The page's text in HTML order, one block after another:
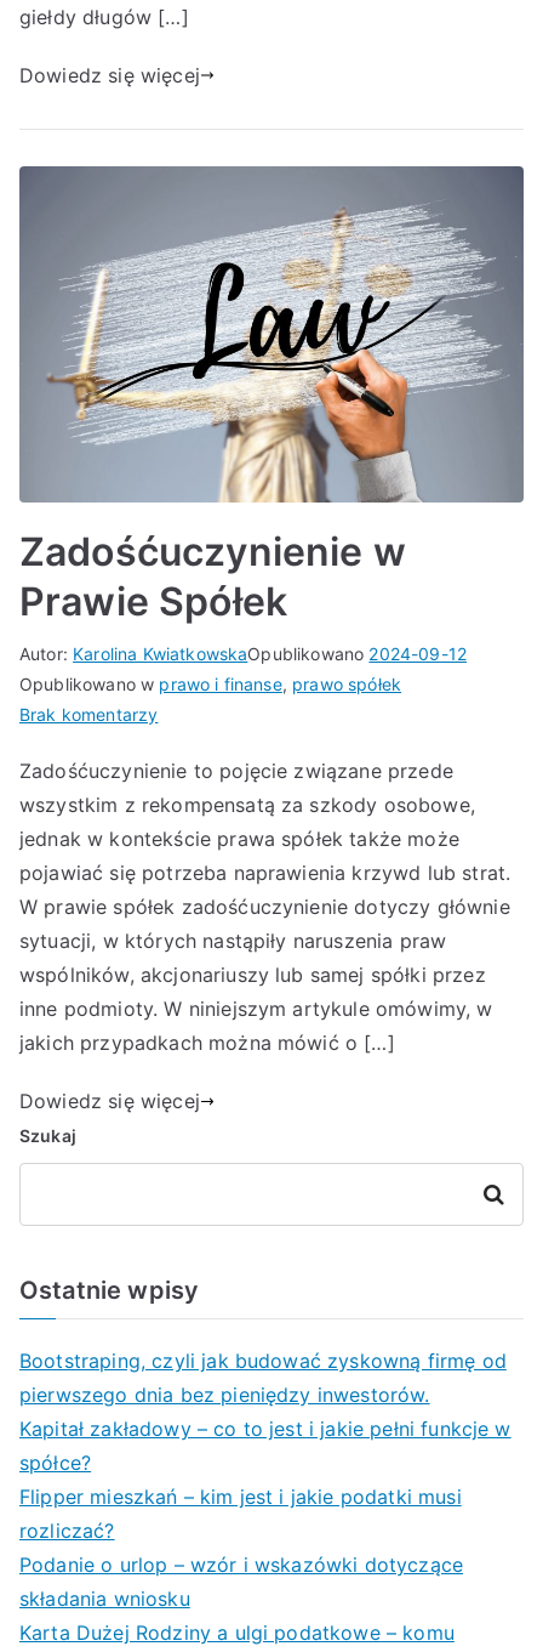
giełdy długów […]
Dowiedz się więcej
Zadośćuczynienie w
Prawie Spółek
Autor: Karolina KwiatkowskaOpublikowano 2024-09-12
Opublikowano w prawo i finanse, prawo spółek
Brak komentarzydo
w
Prawie
Spółek
Zadośćuczynienie to pojęcie związane przede
wszystkim z rekompensatą za szkody osobowe,
jednak w kontekście prawa spółek także może
pojawiać się potrzeba naprawienia krzywd lub strat.
W prawie spółek zadośćuczynienie dotyczy głównie
sytuacji, w których nastąpiły naruszenia praw
wspólników, akcjonariuszy lub samej spółki przez
inne podmioty. W niniejszym artykule omówimy, w
jakich przypadkach można mówić o […]
Dowiedz się więcej
Szukaj
Szukaj
Ostatnie wpisy
Bootstraping, czyli jak budować zyskowną firmę od
pierwszego dnia bez pieniędzy inwestorów.
Kapitał zakładowy – co to jest i jakie pełni funkcje w
spółce?
Flipper mieszkań – kim jest i jakie podatki musi
rozliczać?
Podanie o urlop – wzór i wskazówki dotyczące
składania wniosku
Karta Dużej Rodziny a ulgi podatkowe – komu